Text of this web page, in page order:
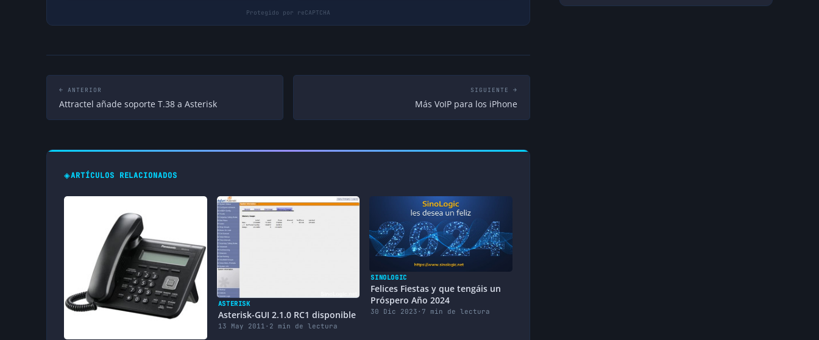
← ANTERIOR
Attractel añade soporte T.38 a Asterisk
SIGUIENTE →
Más VoIP para los iPhone
◈ARTÍCULOS RELACIONADOS
ASTERISK
Asterisk-GUI 2.1.0 RC1 disponible
13 May 2011 · 2 min de lectura
SINOLOGIC
Felices Fiestas y que tengáis un
Próspero Año 2024
30 Dic 2023 · 7 min de lectura